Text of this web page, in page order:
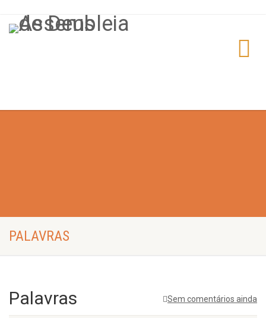
PALAVRAS
Sem comentários ainda
Palavras